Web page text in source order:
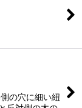
の穴に細い紐